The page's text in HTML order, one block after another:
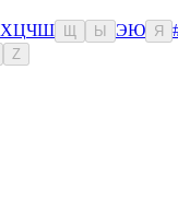
ХЦЧШ Ы ЭЮ Я
Z